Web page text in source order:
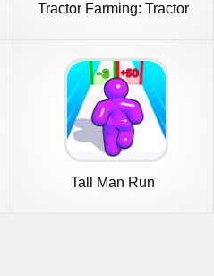
Tractor Farming: Tractor
Tall Man Run